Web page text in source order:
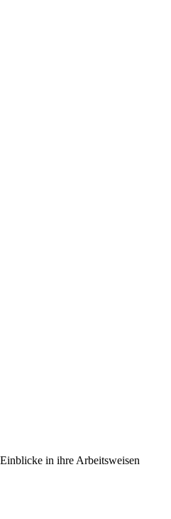
in ihre Arbeitsweisen